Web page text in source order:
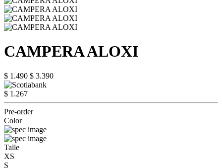
CAMPERA ALOXI
$ 1.490 $ 3.390
$ 1.267
Pre-order
Color
Talle
XS
S